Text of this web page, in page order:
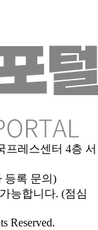
프레스센터 4층 서
등록 문의)
능합니다. (점심
Reserved.